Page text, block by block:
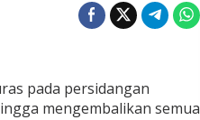
pada persidangan
mengembalikan semua